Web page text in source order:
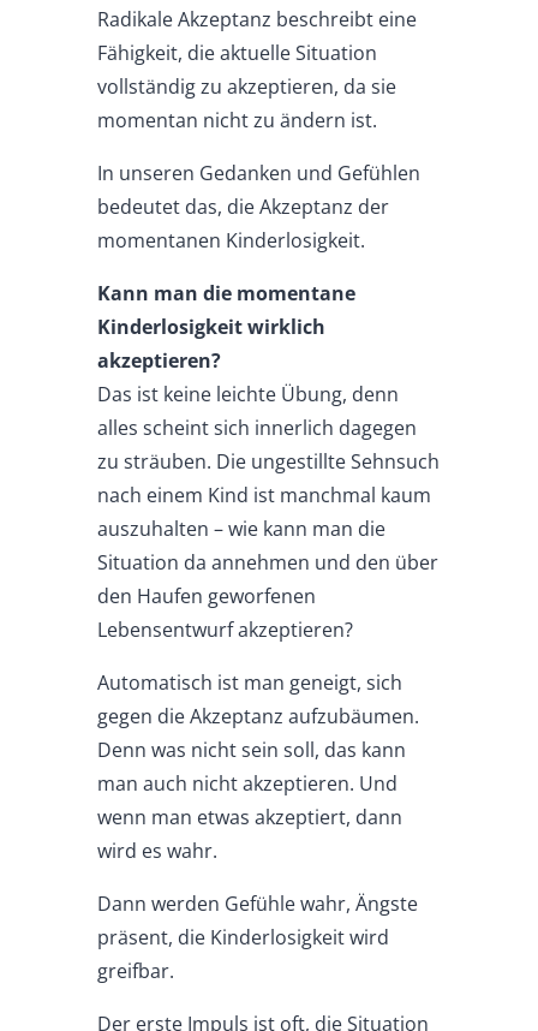
Radikale Akzeptanz beschreibt eine
Fähigkeit, die aktuelle Situation
vollständig zu akzeptieren, da sie
momentan nicht zu ändern ist.
In unseren Gedanken und Gefühlen
bedeutet das, die Akzeptanz der
momentanen Kinderlosigkeit.
Kann man die momentane
Kinderlosigkeit wirklich
akzeptieren?
Das ist keine leichte Übung, denn
alles scheint sich innerlich dagegen
zu sträuben. Die ungestillte Sehnsuch
nach einem Kind ist manchmal kaum
auszuhalten – wie kann man die
Situation da annehmen und den über
den Haufen geworfenen
Lebensentwurf akzeptieren?
Automatisch ist man geneigt, sich
gegen die Akzeptanz aufzubäumen.
Denn was nicht sein soll, das kann
man auch nicht akzeptieren. Und
wenn man etwas akzeptiert, dann
wird es wahr.
Dann werden Gefühle wahr, Ängste
präsent, die Kinderlosigkeit wird
greifbar.
Der erste Impuls ist oft, die Situation